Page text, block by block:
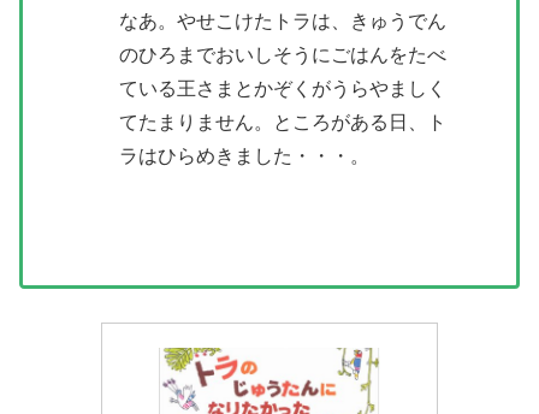
なあ。やせこけたトラは、きゅうでん
のひろまでおいしそうにごはんをたべ
ている王さまとかぞくがうらやましく
てたまりません。ところがある日、ト
ラはひらめきました・・・。